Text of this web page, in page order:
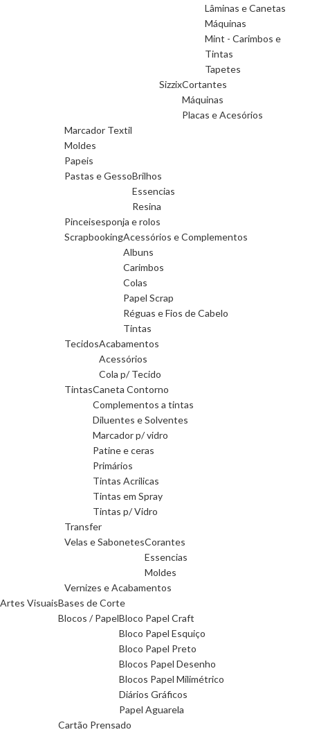
Lâminas e Canetas
Máquinas
Mint - Carimbos e
Tintas
Tapetes
SizzixCortantes
Máquinas
Placas e Acesórios
Marcador Textil
Moldes
Papeis
Pastas e GessoBrilhos
Essencias
Resina
Pinceisesponja e rolos
ScrapbookingAcessórios e Complementos
Albuns
Carimbos
Colas
Papel Scrap
Réguas e Fios de Cabelo
Tintas
TecidosAcabamentos
Acessórios
Cola p/ Tecido
TintasCaneta Contorno
Complementos a tintas
Diluentes e Solventes
Marcador p/ vidro
Patine e ceras
Primários
Tintas Acrilicas
Tintas em Spray
Tintas p/ Vidro
Transfer
Velas e SabonetesCorantes
Essencias
Moldes
Vernizes e Acabamentos
Artes VisuaisBases de Corte
Blocos / PapelBloco Papel Craft
Bloco Papel Esquiço
Bloco Papel Preto
Blocos Papel Desenho
Blocos Papel Milimétrico
Diários Gráficos
Papel Aguarela
Cartão Prensado